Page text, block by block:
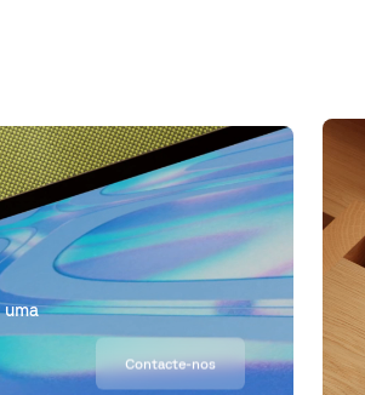
Contacte-nos